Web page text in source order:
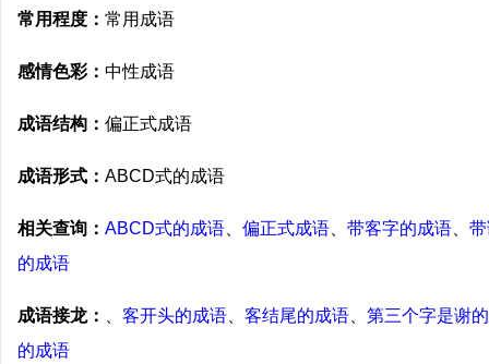
常用程度： 常用成语
感情色彩： 中性成语
成语结构： 偏正式成语
成语形式： ABCD式的成语
相关查询： ABCD式的成语 偏正式成语 带客字的成语
的成语
成语接龙： 客开头的成语 客结尾的成语
第三个字是谢
的成语